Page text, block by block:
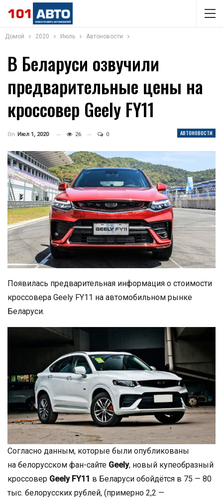
Домой 2020 Июль Автоновости
В Беларуси озвучили
предварительные цены на
кроссовер Geely FY11
АВТОНОВОСТИ
On Июл 1, 2020 26 0
Появилась предварительная информация о стоимости
кроссовера Geely FY11 на автомобильном рынке
Беларуси.
Согласно данным, которые были опубликованы
на белорусском фан-сайте Geely, новый купеобразный
кроссовер Geely FY11 в Беларуси обойдётся в 75 — 80
тыс. белорусских рублей, (примерно 2,2 —